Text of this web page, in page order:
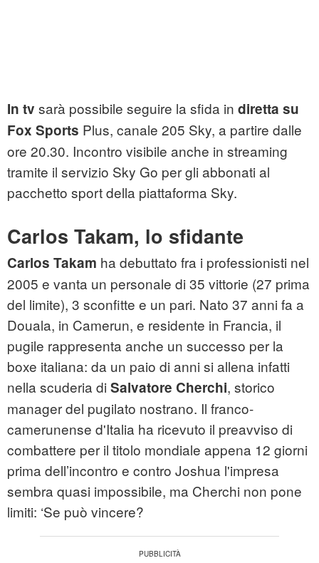
In tv sarà possibile seguire la sfida in diretta su
Fox Sports Plus, canale 205 Sky, a partire dalle
ore 20.30. Incontro visibile anche in streaming
tramite il servizio Sky Go per gli abbonati al
pacchetto sport della piattaforma Sky.
Carlos Takam, lo sfidante
Carlos Takam ha debuttato fra i professionisti nel
2005 e vanta un personale di 35 vittorie (27 prima
del limite), 3 sconfitte e un pari. Nato 37 anni fa a
Douala, in Camerun, e residente in Francia, il
pugile rappresenta anche un successo per la
boxe italiana: da un paio di anni si allena infatti
nella scuderia di Salvatore Cherchi, storico
manager del pugilato nostrano. Il franco-
camerunense d'Italia ha ricevuto il preavviso di
combattere per il titolo mondiale appena 12 giorni
prima dell’incontro e contro Joshua l'impresa
sembra quasi impossibile, ma Cherchi non pone
limiti: ‘Se può vincere?